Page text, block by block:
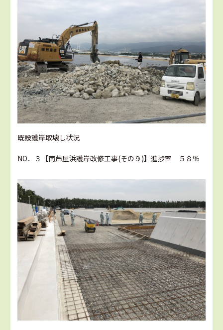
既設護岸取壊し状況
NO．３【南芦屋浜護岸改修工事(その９)】進捗率 ５８％